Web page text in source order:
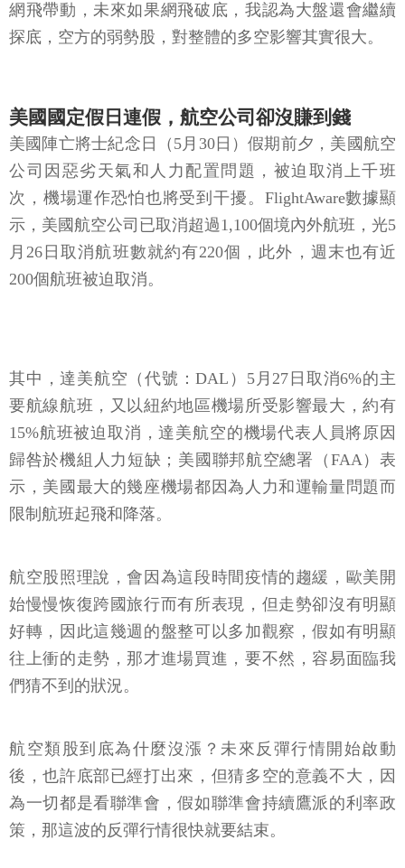
網飛帶動，未來如果網飛破底，我認為大盤還會繼續
探底，空方的弱勢股，對整體的多空影響其實很大。
美國國定假日連假，航空公司卻沒賺到錢
美國陣亡將士紀念日（5月30日）假期前夕，美國航空
公司因惡劣天氣和人力配置問題，被迫取消上千班
次，機場運作恐怕也將受到干擾。FlightAware數據顯
示，美國航空公司已取消超過1,100個境內外航班，光5
月26日取消航班數就約有220個，此外，週末也有近
200個航班被迫取消。
其中，達美航空（代號：DAL）5月27日取消6%的主
要航線航班，又以紐約地區機場所受影響最大，約有
15%航班被迫取消，達美航空的機場代表人員將原因
歸咎於機組人力短缺；美國聯邦航空總署（FAA）表
示，美國最大的幾座機場都因為人力和運輸量問題而
限制航班起飛和降落。
航空股照理說，會因為這段時間疫情的趨緩，歐美開
始慢慢恢復跨國旅行而有所表現，但走勢卻沒有明顯
好轉，因此這幾週的盤整可以多加觀察，假如有明顯
往上衝的走勢，那才進場買進，要不然，容易面臨我
們猜不到的狀況。
航空類股到底為什麼沒漲？未來反彈行情開始啟動
後，也許底部已經打出來，但猜多空的意義不大，因
為一切都是看聯準會，假如聯準會持續鷹派的利率政
策，那這波的反彈行情很快就要結束。